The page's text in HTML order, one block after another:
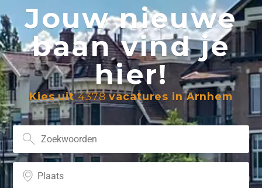
Jouw nieuwe
baan vind je
hier!
Kies uit4378vacatures in Arnhem